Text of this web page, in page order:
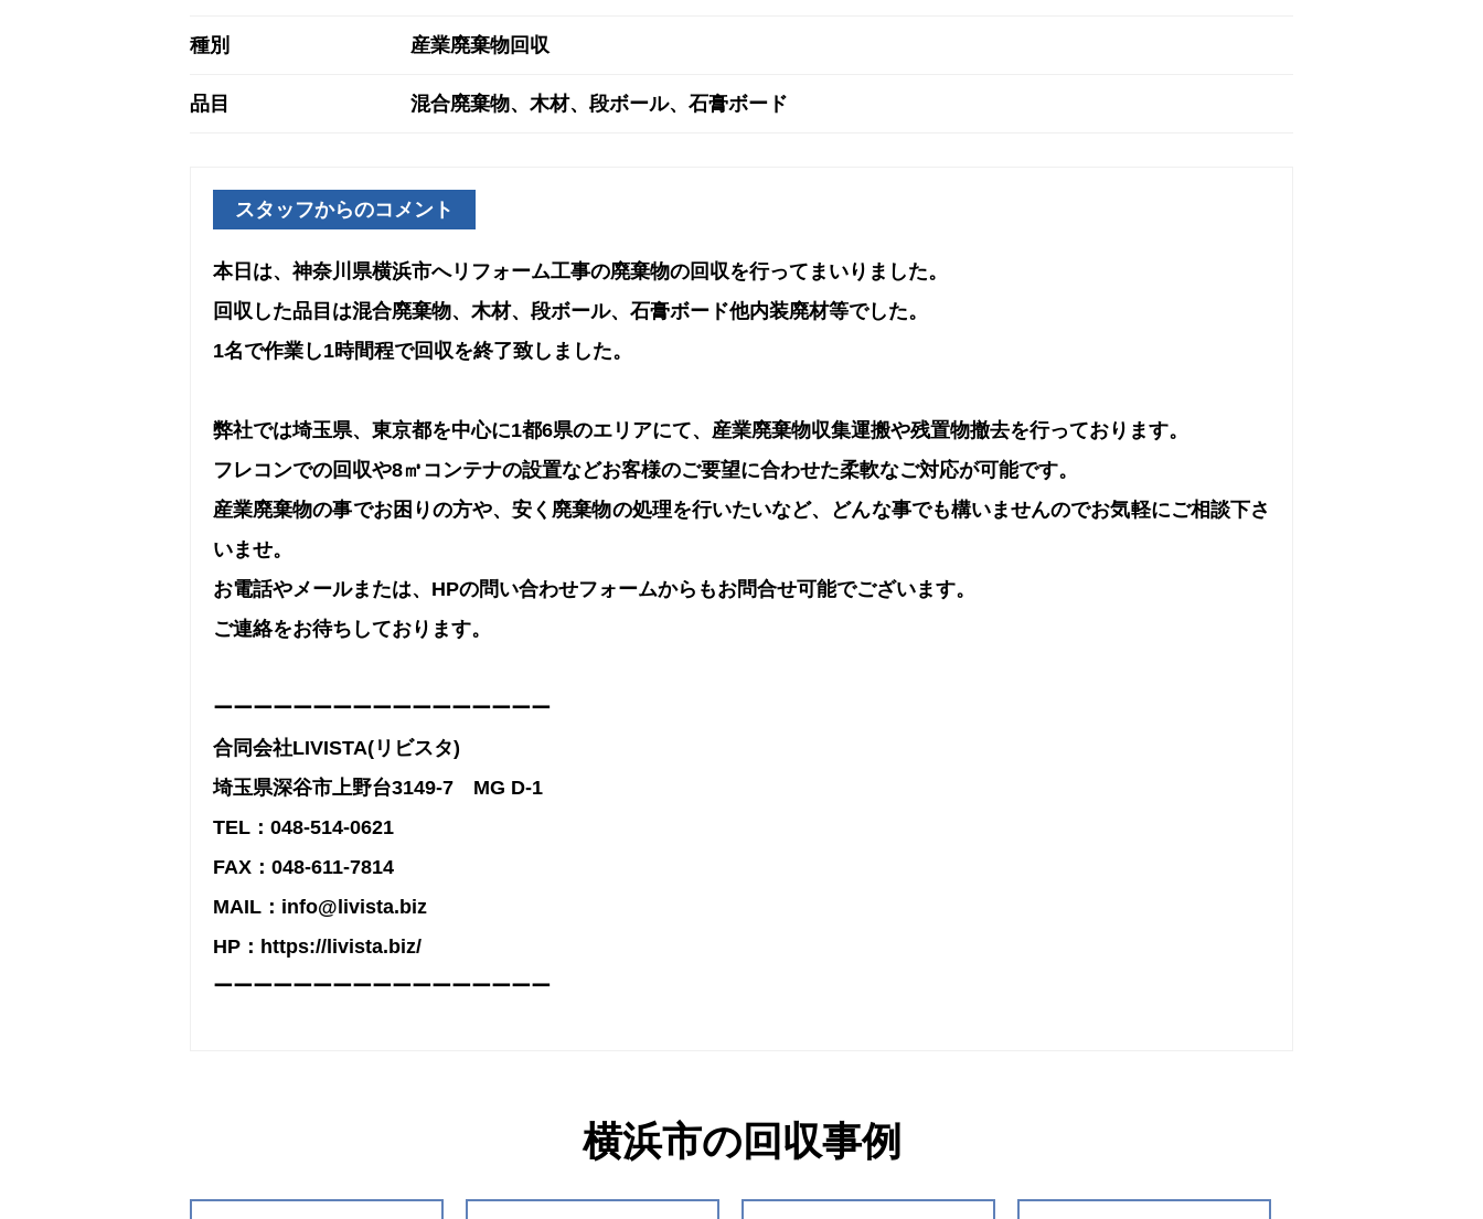
種別 産業廃棄物回収
品目 混合廃棄物、木材、段ボール、石膏ボード
スタッフからのコメント
本日は、神奈川県横浜市へリフォーム工事の廃棄物の回収を行ってまいりました。
回収した品目は混合廃棄物、木材、段ボール、石膏ボード他内装廃材等でした。
1名で作業し1時間程で回収を終了致しました。
弊社では埼玉県、東京都を中心に1都6県のエリアにて、産業廃棄物収集運搬や残置物撤去を行っております。
フレコンでの回収や8㎥コンテナの設置などお客様のご要望に合わせた柔軟なご対応が可能です。
産業廃棄物の事でお困りの方や、安く廃棄物の処理を行いたいなど、どんな事でも構いませんのでお気軽にご相談下さ
いませ。
お電話やメールまたは、HPの問い合わせフォームからもお問合せ可能でございます。
ご連絡をお待ちしております。
ーーーーーーーーーーーーーーーーー
合同会社LIVISTA(リビスタ)
埼玉県深谷市上野台3149-7 MG D-1
TEL：048-514-0621
FAX：048-611-7814
MAIL：info@livista.biz
HP：https://livista.biz/
ーーーーーーーーーーーーーーーーー
横浜市の回収事例